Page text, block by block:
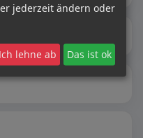
jederzeit ändern oder
Ich lehne ab Das ist ok